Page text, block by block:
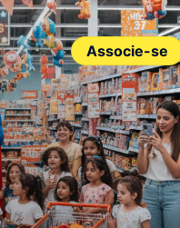
Associe-se